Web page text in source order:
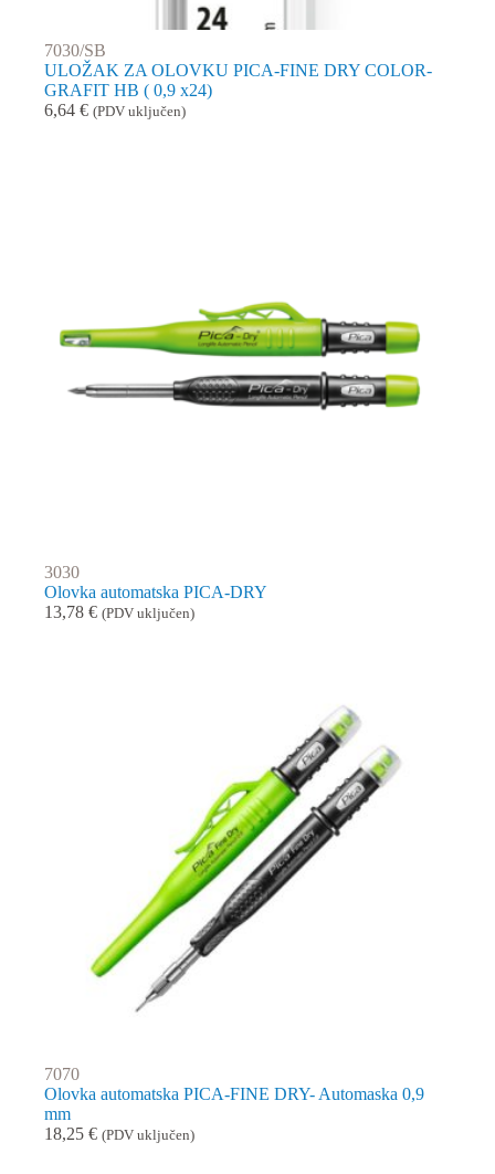
7030/SB
ULOŽAK ZA OLOVKU PICA-FINE DRY COLOR-
GRAFIT HB ( 0,9 x24)
6,64 € (PDV uključen)
3030
Olovka automatska PICA-DRY
13,78 € (PDV uključen)
7070
Olovka automatska PICA-FINE DRY- Automaska 0,9
mm
18,25 € (PDV uključen)